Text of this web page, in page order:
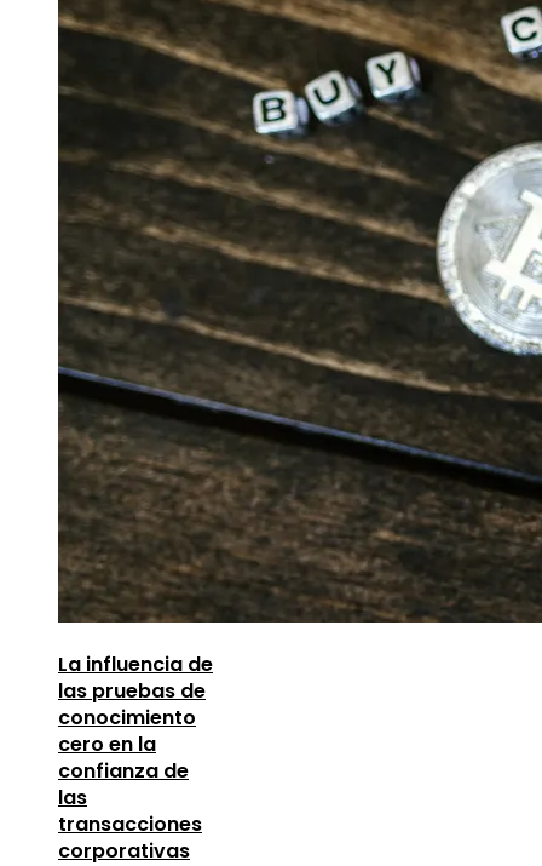
La influencia de
las pruebas de
conocimiento
cero en la
confianza de
las
transacciones
corporativas